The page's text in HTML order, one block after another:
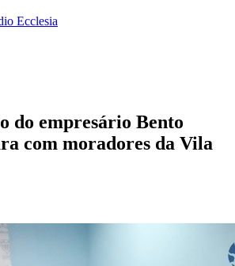
Ecclesia
do empresário Bento
com moradores da Vila